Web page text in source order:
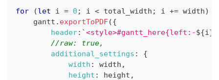
for (let i = 0 ; i < total_width ; i += width)
    gantt
. exportToPDF({
header: `<style>#gantt_here{left:-${i}
//raw: true,
additional_settings :
{
width : width ,
height : height ,